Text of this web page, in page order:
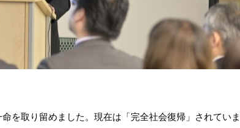
を取り留めました。現在は「完全社会復帰」されていま